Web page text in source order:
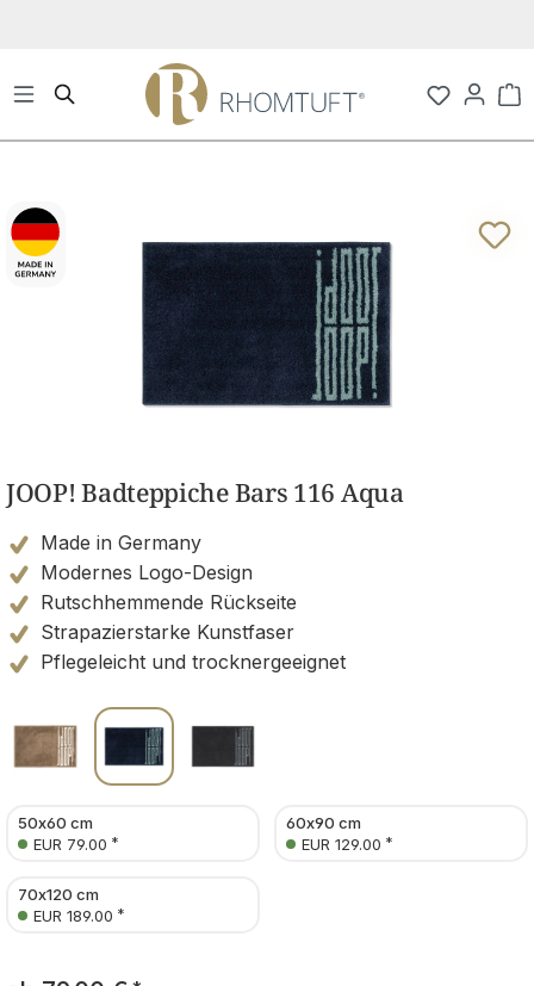
Bildergalerie überspringen
JOOP! Badteppiche Bars 116 Aqua
Made in Germany
Modernes Logo-Design
Rutschhemmende Rückseite
Strapazierstarke Kunstfaser
Pflegeleicht und trocknergeeignet
50x60 cm
EUR 79.00 *
60x90 cm
EUR 129.00 *
70x120 cm
EUR 189.00 *